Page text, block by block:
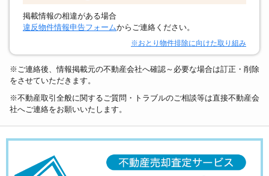
掲載情報の相違がある場合
違反物件情報申告フォームからご連絡ください。
※おとり物件排除に向けた取り組み
※ご連絡後、情報掲載元の不動産会社へ確認～必要な場合は訂正・削除
をさせていただきます。
※不動産取引全般に関するご質問・トラブルのご相談等は直接不動産会
社へご連絡をお願いいたします。